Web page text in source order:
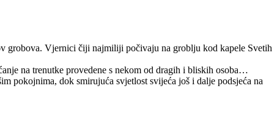
grobova. Vjernici čiji najmiliji počivaju na groblju kod kapele Svetih
na trenutke provedene s nekom od dragih i bliskih osoba…
pokojnima, dok smirujuća svjetlost svijeća još i dalje podsjeća na